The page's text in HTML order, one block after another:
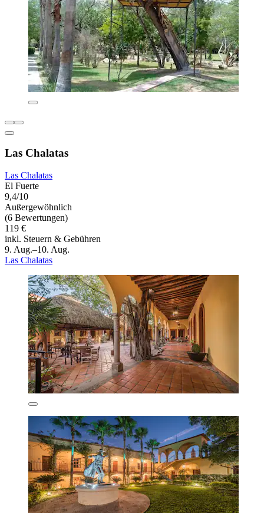
Las Chalatas
Las Chalatas
El Fuerte
9,4/10
Außergewöhnlich
(6 Bewertungen)
119 €
inkl. Steuern & Gebühren
9. Aug.–10. Aug.
Las Chalatas